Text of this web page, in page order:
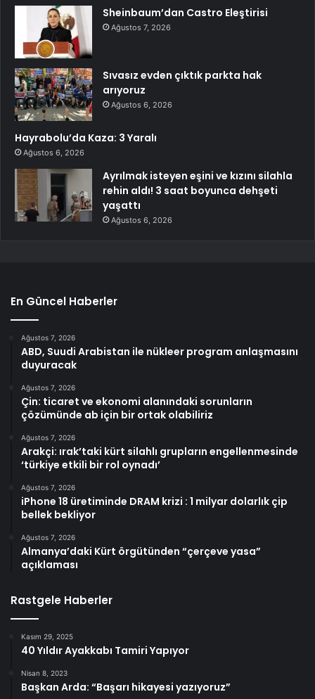
Sheinbaum’dan Castro Eleştirisi
Ağustos 7, 2026
Sıvasız evden çıktık parkta hak
arıyoruz
Ağustos 6, 2026
Hayrabolu’da Kaza: 3 Yaralı
Ağustos 6, 2026
Ayrılmak isteyen eşini ve kızını silahla
rehin aldı! 3 saat boyunca dehşeti
yaşattı
Ağustos 6, 2026
En Güncel Haberler
Ağustos 7, 2026
ABD, Suudi Arabistan ile nükleer program anlaşmasını
duyuracak
Ağustos 7, 2026
Çin: ticaret ve ekonomi alanındaki sorunların
çözümünde ab için bir ortak olabiliriz
Ağustos 7, 2026
Arakçi: ırak’taki kürt silahlı grupların engellenmesinde
‘türkiye etkili bir rol oynadı’
Ağustos 7, 2026
iPhone 18 üretiminde DRAM krizi : 1 milyar dolarlık çip
bellek bekliyor
Ağustos 7, 2026
Almanya’daki Kürt örgütünden “çerçeve yasa”
açıklaması
Rastgele Haberler
Kasım 29, 2025
40 Yıldır Ayakkabı Tamiri Yapıyor
Nisan 8, 2023
Başkan Arda: “Başarı hikayesi yazıyoruz”